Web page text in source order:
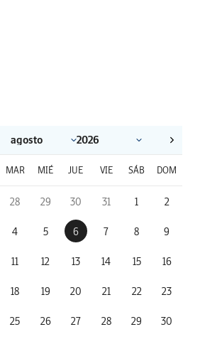
MAR MIÉ JUE VIE SÁB DOM
28 29 30 31 1 2
4 5 6 7 8 9
11 12 13 14 15 16
18 19 20 21 22 23
25 26 27 28 29 30